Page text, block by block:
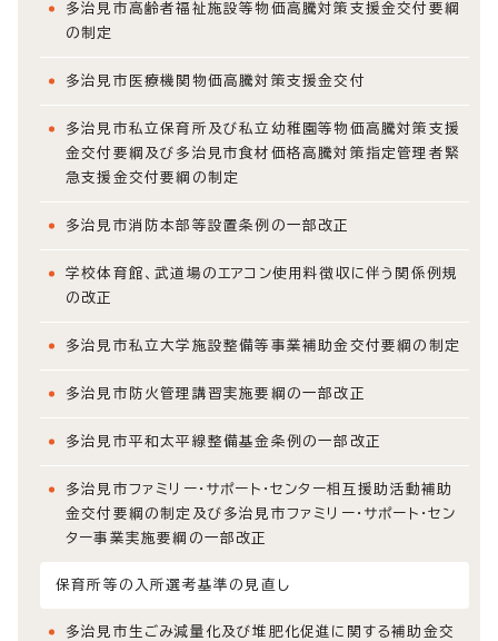
多治見市高齢者福祉施設等物価高騰対策支援金交付要綱
の制定
多治見市医療機関物価高騰対策支援金交付
多治見市私立保育所及び私立幼稚園等物価高騰対策支援
金交付要綱及び多治見市食材価格高騰対策指定管理者緊
急支援金交付要綱の制定
多治見市消防本部等設置条例の一部改正
学校体育館、武道場のエアコン使用料徴収に伴う関係例規
の改正
多治見市私立大学施設整備等事業補助金交付要綱の制定
多治見市防火管理講習実施要綱の一部改正
多治見市平和太平線整備基金条例の一部改正
多治見市ファミリー・サポート・センター相互援助活動補助
金交付要綱の制定及び多治見市ファミリー・サポート・セン
ター事業実施要綱の一部改正
保育所等の入所選考基準の見直し
多治見市生ごみ減量化及び堆肥化促進に関する補助金交